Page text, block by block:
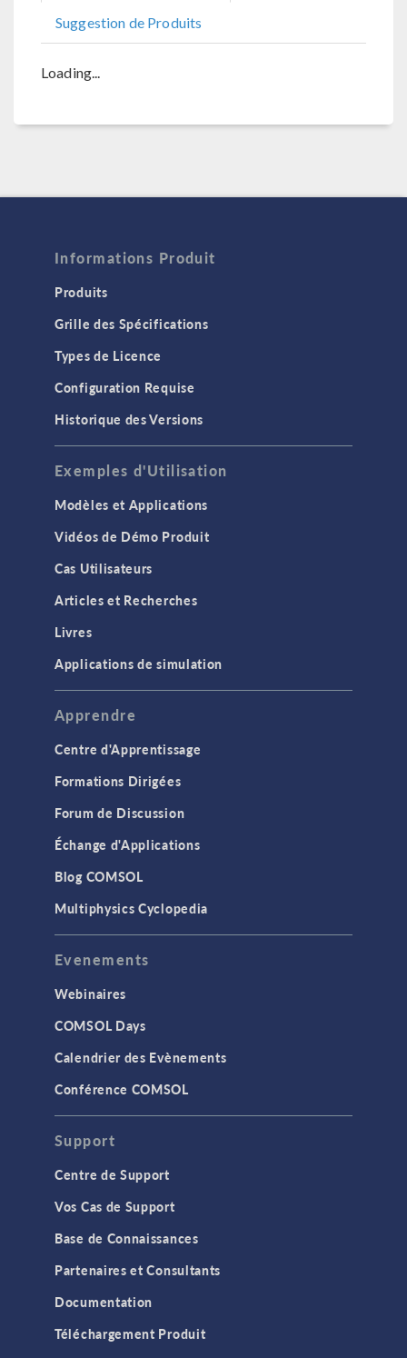
Suggestion de Produits
Loading...
Informations Produit
Produits
Grille des Spécifications
Types de Licence
Configuration Requise
Historique des Versions
Exemples d'Utilisation
Modèles et Applications
Vidéos de Démo Produit
Cas Utilisateurs
Articles et Recherches
Livres
Applications de simulation
Apprendre
Centre d'Apprentissage
Formations Dirigées
Forum de Discussion
Échange d'Applications
Blog COMSOL
Multiphysics Cyclopedia
Evenements
Webinaires
COMSOL Days
Calendrier des Evènements
Conférence COMSOL
Support
Centre de Support
Vos Cas de Support
Base de Connaissances
Partenaires et Consultants
Documentation
Téléchargement Produit